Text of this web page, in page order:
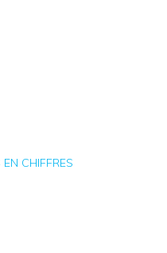
CHIFFRES